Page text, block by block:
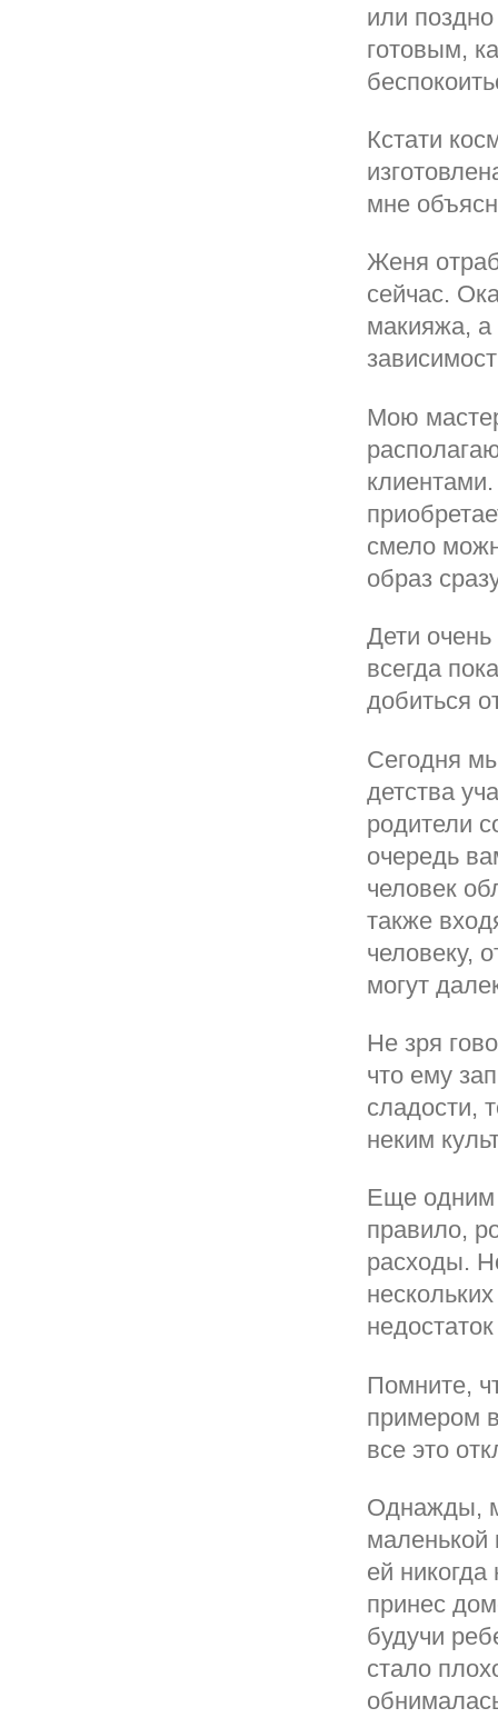
или
готовым,
Кстати
мне
Женя
сейчас.
макияжа, а
Мою
смело
образ
Дети
всегда
добиться
Сегодня
детства
родители
очередь
человек
также
человеку,
могут
Не зря
что ему
сладости,
неким
Еще одним
правило,
расходы.
Помните,
примером
все это
Однажды,
маленькой
ей
принес
будучи
стало